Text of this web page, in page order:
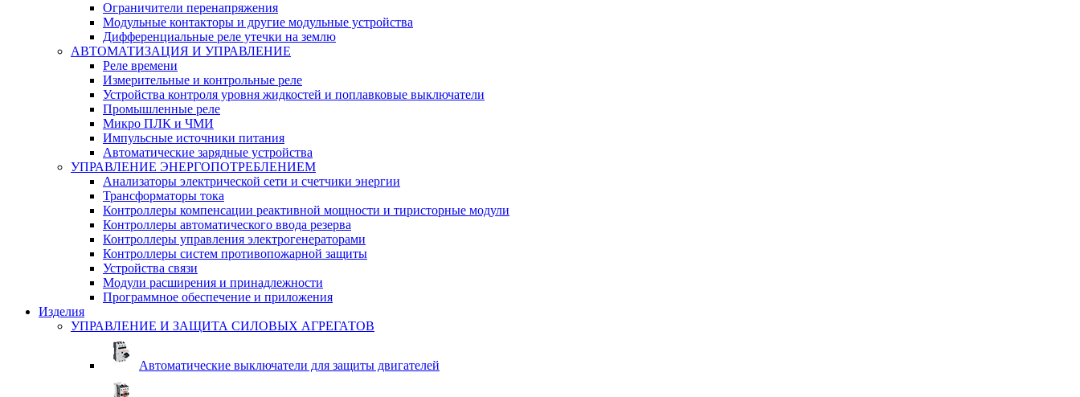
Ограничители перенапряжения
Модульные контакторы и другие модульные устройства
Дифференциальные реле утечки на землю
АВТОМАТИЗАЦИЯ И УПРАВЛЕНИЕ
Реле времени
Измерительные и контрольные реле
Устройства контроля уровня жидкостей и поплавковые выключатели
Промышленные реле
Микро ПЛК и ЧМИ
Импульсные источники питания
Автоматические зарядные устройства
УПРАВЛЕНИЕ ЭНЕРГОПОТРЕБЛЕНИЕМ
Анализаторы электрической сети и счетчики энергии
Трансформаторы тока
Контроллеры компенсации реактивной мощности и тиристорные модули
Контроллеры автоматического ввода резерва
Контроллеры управления электрогенераторами
Контроллеры систем противопожарной защиты
Устройства связи
Модули расширения и принадлежности
Программное обеспечение и приложения
Изделия
УПРАВЛЕНИЕ И ЗАЩИТА СИЛОВЫХ АГРЕГАТОВ
Автоматические выключатели для защиты двигателей